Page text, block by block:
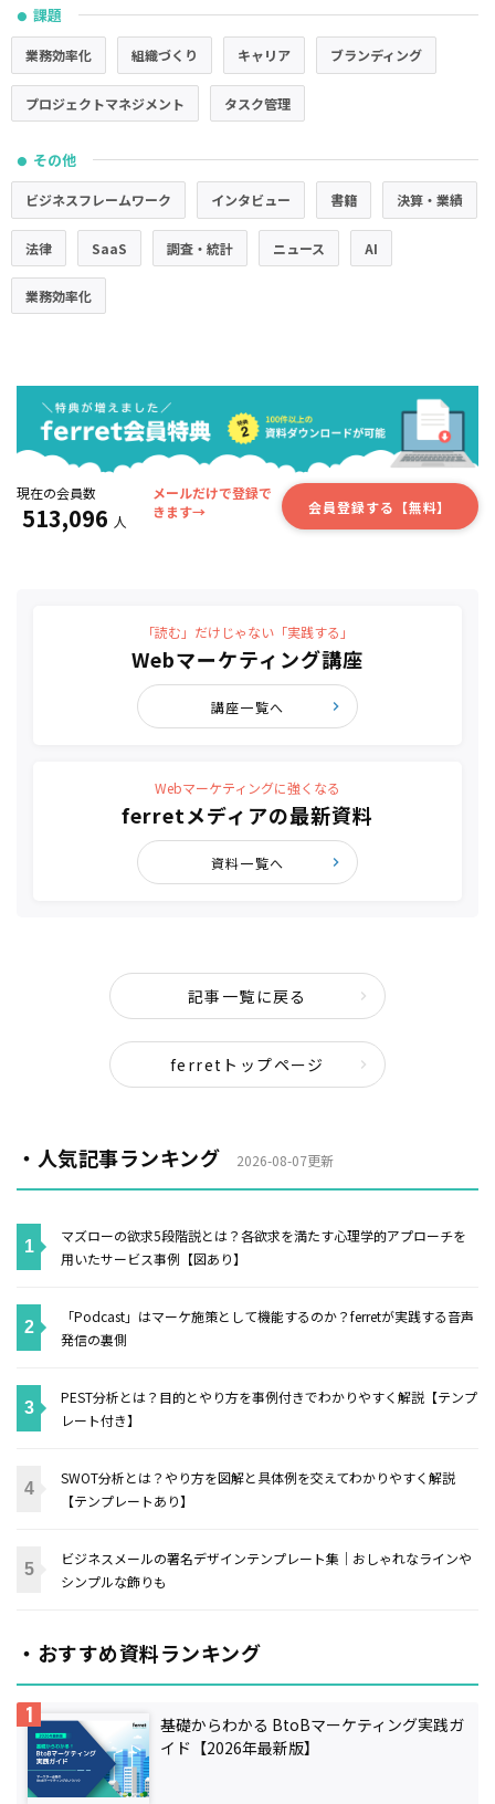
● 課題
業務効率化 組織づくり キャリア ブランディング
プロジェクトマネジメント タスク管理
● その他
ビジネスフレームワーク インタビュー 書籍 決算・業績
法律 SaaS 調査・統計 ニュース AI
業務効率化
現在の会員数
513,096 人
メールだけで登録で
きます→
会員登録する【無料】
「読む」だけじゃない「実践する」
Webマーケティング講座
講座一覧へ
Webマーケティングに強くなる
ferretメディアの最新資料
資料一覧へ
記事一覧に戻る
ferretトップページ
・人気記事ランキング 2026-08-07更新
マズローの欲求5段階説とは？各欲求を満たす心理学的アプローチを
用いたサービス事例【図あり】
「Podcast」はマーケ施策として機能するのか？ferretが実践する音声
発信の裏側
PEST分析とは？目的とやり方を事例付きでわかりやすく解説【テンプ
レート付き】
SWOT分析とは？やり方を図解と具体例を交えてわかりやすく解説
【テンプレートあり】
ビジネスメールの署名デザインテンプレート集｜おしゃれなラインや
シンプルな飾りも
・おすすめ資料ランキング
基礎からわかる BtoBマーケティング実践ガ
イド【2026年最新版】